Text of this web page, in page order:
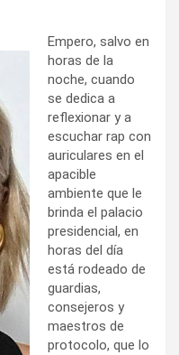
Empero, salvo en
horas de la
noche, cuando
se dedica a
reflexionar y a
escuchar rap con
auriculares en el
apacible
ambiente que le
brinda el palacio
presidencial, en
horas del día
está rodeado de
guardias,
consejeros y
maestros de
protocolo, que lo